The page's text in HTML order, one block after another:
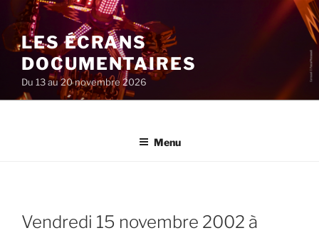
au
contenu
principal
LES ÉCRANS
DOCUMENTAIRES
Du 13 au 20 novembre 2026
Menu
vendredi 15 novembre 2002 à